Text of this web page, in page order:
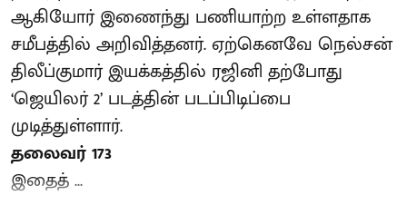
ஆகியோர் இணைந்து பணியாற்ற உள்ளதாக
சமீபத்தில் அறிவித்தனர். ஏற்கெனவே நெல்சன்
திலீப்குமார் இயக்கத்தில் ரஜினி தற்போது
‘ஜெயிலர் 2’ படத்தின் படப்பிடிப்பை
முடித்துள்ளார்.
தலைவர் 173
இதைத் ...